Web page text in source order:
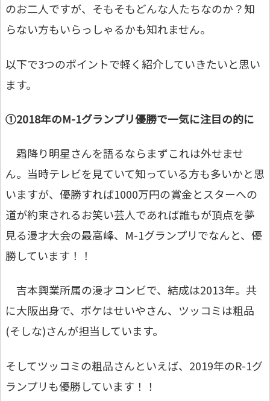
のお二人ですが、そもそもどんな人たちなのか？知
らない方もいらっしゃるかも知れません。
以下で3つのポイントで軽く紹介していきたいと思い
ます。
①2018年のM-1グランプリ優勝で一気に注目の的に
霜降り明星さんを語るならまずこれは外せませ
ん。当時テレビを見ていて知っている方も多いかと思
いますが、 優勝すれば1000万円の賞金とスターへの
道が約束されるお笑い芸人であれば誰もが頂点を夢
見る漫才大会の最高峰、M-1グランプリでなんと、優
勝しています！！
吉本興業所属の漫才コンビで、結成は2013年。共
に大阪出身で、ボケはせいやさん、ツッコミは粗品
(そしな)さんが担当しています。
そしてツッコミの粗品さんといえば、2019年のR-1グ
ランプリも優勝しています！！